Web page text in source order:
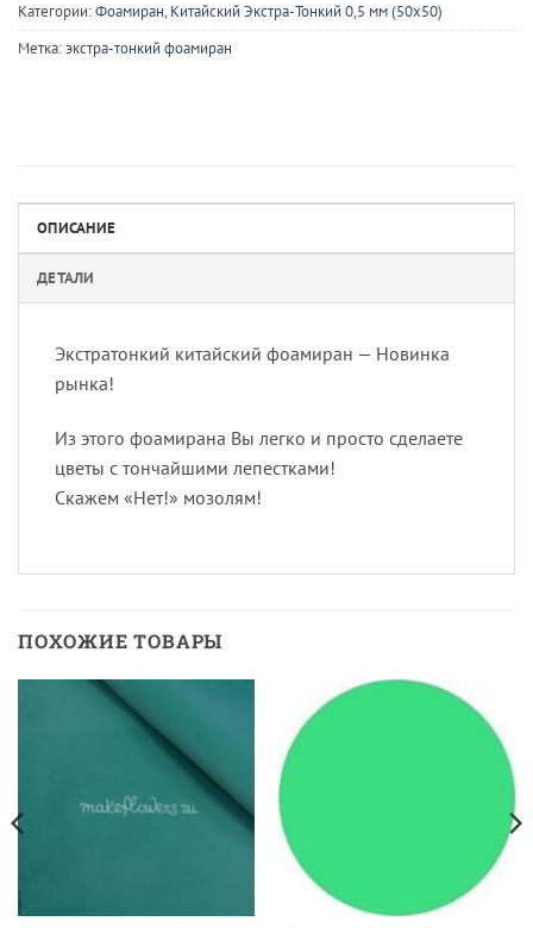
Категории:Фоамиран, Китайский Экстра-Тонкий 0,5 мм (50х50)
Метка:экстра-тонкий фоамиран
ОПИСАНИЕ
ДЕТАЛИ
Экстратонкий китайский фоамиран — Новинка
рынка!
Из этого фоамирана Вы легко и просто сделаете
цветы с тончайшими лепестками!
Скажем «Нет!» мозолям!
ПОХОЖИЕ ТОВАРЫ